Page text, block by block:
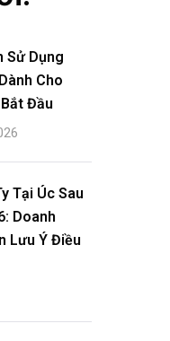
Sử Dụng
Cho
Đầu
Tại Úc Sau
Doanh
Lưu Ý Điều